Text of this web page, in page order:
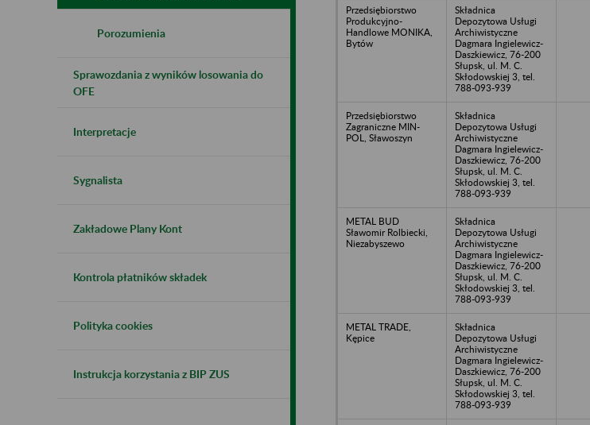
Porozumienia
Sprawozdania z wyników losowania do
OFE
Interpretacje
Sygnalista
Zakładowe Plany Kont
Kontrola płatników składek
Polityka cookies
Instrukcja korzystania z BIP ZUS
Przedsiębiorstwo
Produkcyjno-
Handlowe MONIKA,
Bytów
Składnica
Depozytowa Usługi
Archiwistyczne
Dagmara Ingielewicz-
Daszkiewicz, 76-200
Słupsk, ul. M. C.
Skłodowskiej 3, tel.
788-093-939
Przedsiębiorstwo
Zagraniczne MIN-
POL, Sławoszyn
Składnica
Depozytowa Usługi
Archiwistyczne
Dagmara Ingielewicz-
Daszkiewicz, 76-200
Słupsk, ul. M. C.
Skłodowskiej 3, tel.
788-093-939
METAL BUD
Sławomir Rolbiecki,
Niezabyszewo
Składnica
Depozytowa Usługi
Archiwistyczne
Dagmara Ingielewicz-
Daszkiewicz, 76-200
Słupsk, ul. M. C.
Skłodowskiej 3, tel.
788-093-939
METAL TRADE,
Kępice
Składnica
Depozytowa Usługi
Archiwistyczne
Dagmara Ingielewicz-
Daszkiewicz, 76-200
Słupsk, ul. M. C.
Skłodowskiej 3, tel.
788-093-939